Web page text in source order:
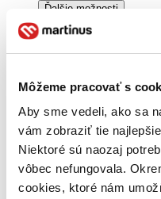
Môžeme pracovať s
Aby sme vedeli, ako sa
vám zobraziť tie
Niektoré sú naozaj
vôbec nefungovala.
cookies, ktoré nám
Ďalšie možnosti
Útvar
romány (672 titulov)
učebnice (47 titulov)
príručky (5 titulov)
encyklopédie (5
obrazová publikácia
básne (5 titulov)
Ďalšie možnosti